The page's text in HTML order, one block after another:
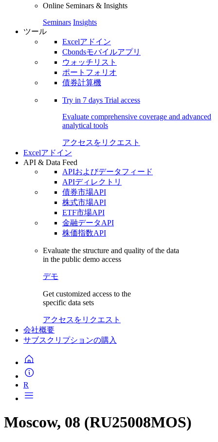
Online Seminars & Insights
Seminars Insights
ツール
Excelアドイン
Cbondsモバイルアプリ
ウォッチリスト
ポートフォリオ
債券計算機
Try in 7 days Trial access
Evaluate comprehensive coverage and advanced
analytical tools
アクセスをリクエスト
Excelアドイン
API & Data Feed
APIおよびデータフィード
APIディレクトリ
債券市場API
株式市場API
ETF市場API
金融データAPI
株価指数API
Evaluate the structure and quality of the data
in the public demo access
デモ
Get customized access to the
specific data sets
アクセスをリクエスト
会社概要
サブスクリプションの購入
R
Moscow, 08 (RU25008MOS)